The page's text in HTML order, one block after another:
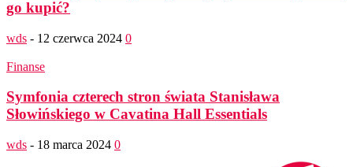
go kupić?
wds - 12 czerwca 2024 0
Finanse
Symfonia czterech stron świata Stanisława
Słowińskiego w Cavatina Hall Essentials
wds - 18 marca 2024 0